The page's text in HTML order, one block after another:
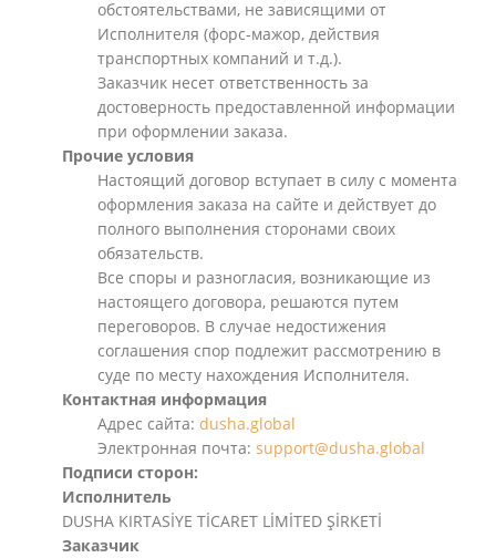
обстоятельствами, не зависящими от
Исполнителя (форс-мажор, действия
транспортных компаний и т.д.).
Заказчик несет ответственность за
достоверность предоставленной информации
при оформлении заказа.
Прочие условия
Настоящий договор вступает в силу с момента
оформления заказа на сайте и действует до
полного выполнения сторонами своих
обязательств.
Все споры и разногласия, возникающие из
настоящего договора, решаются путем
переговоров. В случае недостижения
соглашения спор подлежит рассмотрению в
суде по месту нахождения Исполнителя.
Контактная информация
Адрес сайта: dusha.global
Электронная почта: support@dusha.global
Подписи сторон:
Исполнитель
DUSHA KIRTASİYE TİCARET LİMİTED ŞİRKETİ
Заказчик